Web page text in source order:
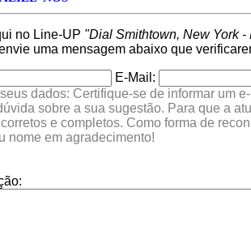
no Line-UP "Dial Smithtown, New York -
uma mensagem abaixo que
E-Mail:
dados: Certifique-se de informar um
sobre a sua sugestão. Para que a
e completos. Como forma de
nome em agradecimento!